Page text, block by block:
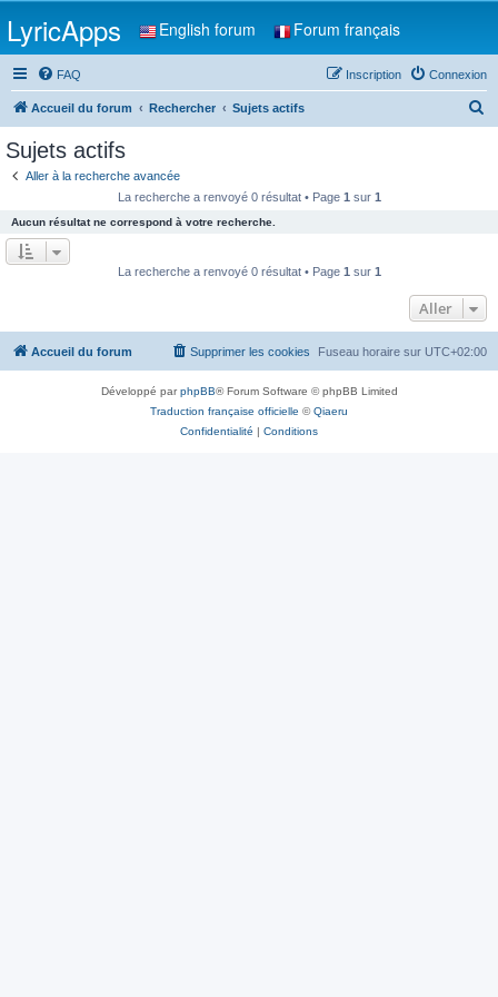
LyricApps English forum Forum français
FAQ Connexion
Inscription
Accueil du forum Rechercher Sujets actifs
e
r
Sujets actifs
Aller à la recherche avancée
La recherche a renvoyé 0 résultat • Page 1 sur 1
Aucun résultat ne correspond à votre recherche.
La recherche a renvoyé 0 résultat • Page 1 sur 1
Aller
Accueil du forum Fuseau horaire sur UTC+02:00
Supprimer les cookies
Développé parphpBB® Forum Software © phpBB Limited
Traduction française officielle ©Qiaeru
Confidentialité | Conditions